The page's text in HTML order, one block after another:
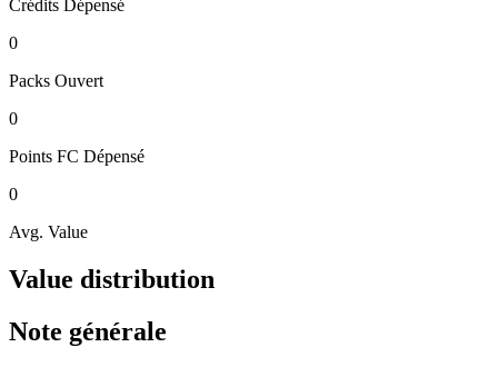
Crédits
Dépensé
0
Packs Ouvert
0
Points FC Dépensé
0
Avg. Value
Value distribution
Note générale